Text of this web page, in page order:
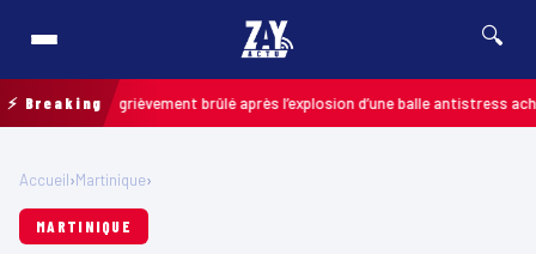
🔍
⚡ Breaking
enfant grièvement brûlé après l’explosion d’une balle antistress achetée en
Accueil›Martinique›
MARTINIQUE